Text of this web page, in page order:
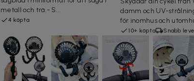
metall och trä.- S...
4 köpta
damm och UV-
för inomhus och
10+ köpta Snabb